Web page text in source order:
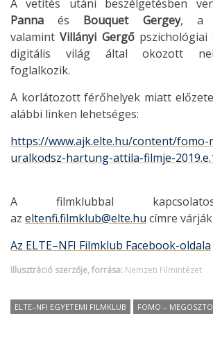
A vetítés utáni beszélgetésben
Pannaés Bouquet Gergey, a
valamintVillányi Gergőpszichológiai
digitális világ által okozott
foglalkozik.
A korlátozott férőhelyek miatt
alábbi linken lehetséges:
https://www.ajk.elte.hu/content/fomo-
uralkodsz-hartung-attila-filmje-
A filmklubbal
az eltenfi.filmklub@elte.hu címre
Az ELTE–NFI Filmklub Facebook-oldala
Illusztráció szerzője, forrása: Nemzeti Filmintézet
ELTE–NFI EGYETEMI FILMKLUB FOMO –